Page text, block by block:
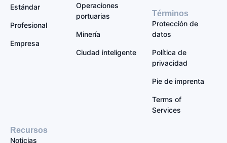
Estándar
Profesional
Empresa
Operaciones
portuarias
Minería
Ciudad inteligente
Términos
Protección de
datos
Política de
privacidad
Pie de imprenta
Terms of
Services
Recursos
Noticias